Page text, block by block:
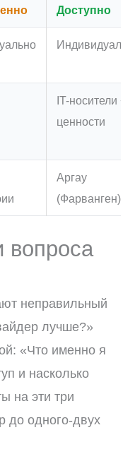
Доступно
IT-носители +
ценности
Аргау
(Фарванген)
вопроса
неправильный
лучше?»
«Что именно я
и насколько
на эти три
до одного-двух